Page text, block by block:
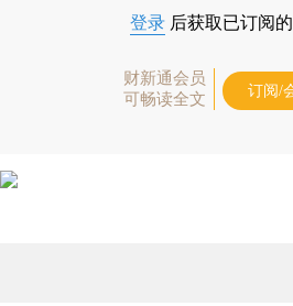
登录 后获取已订阅
财新通会员
可畅读全文
订阅/